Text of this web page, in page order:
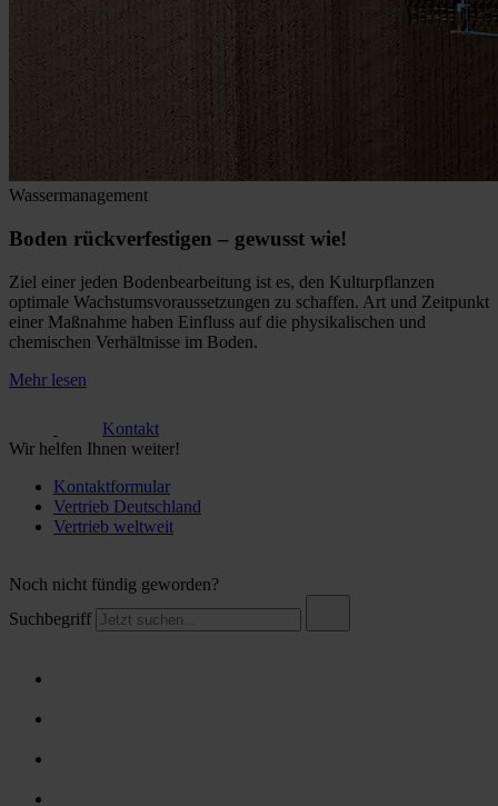
Wassermanagement
Boden rückverfestigen – gewusst wie!
Ziel einer jeden Bodenbearbeitung ist es, den Kulturpflanzen
optimale Wachstumsvoraussetzungen zu schaffen. Art und Zeitpunkt
einer Maßnahme haben Einfluss auf die physikalischen und
chemischen Verhältnisse im Boden.
Mehr lesen
Kontakt
Wir helfen Ihnen weiter!
Kontaktformular
Vertrieb Deutschland
Vertrieb weltweit
Noch nicht fündig geworden?
Suchbegriff